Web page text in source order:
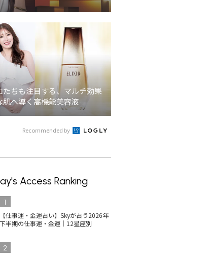
たちも注目する、マルチ効果
肌へ導く高機能美容液
Recommended by
Access Ranking
1
【仕事運・金運占い】Skyが占う2026年
下半期の仕事運・金運｜12星座別
2